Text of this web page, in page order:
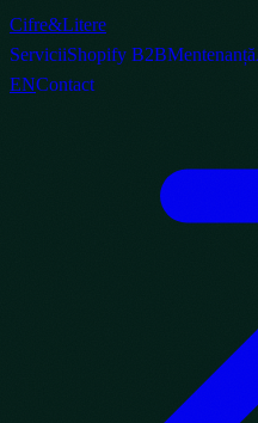
Cifre&Litere
ServiciiShopify B2BMentenanță
ENContact